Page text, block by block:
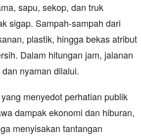
sapu, sekop, dan truk
sigap. Sampah-sampah dari
plastik, hingga bekas atribut
Dalam hitungan jam, jalanan
nyaman dilalui.
menyedot perhatian publik
dampak ekonomi dan hiburan,
menyisakan tantangan